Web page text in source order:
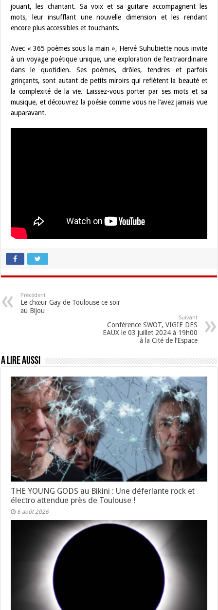
jouant, les chantant. Sa voix et sa guitare accompagnent les
mots, leur insufflant une nouvelle dimension et les rendant
encore plus accessibles et touchants.
Avec « 365 poèmes sous la main », Hervé Suhubiette nous invite
à un voyage poétique unique, une exploration de l’extraordinaire
dans le quotidien. Ses poèmes, drôles, tendres et parfois
grinçants, sont autant de petits miroirs qui reflètent la beauté et
la complexité de la vie. Laissez-vous porter par ses mots et sa
musique, et découvrez la poésie comme vous ne l’avez jamais vue
auparavant.
Précédent
Le chœur Gay de Toulouse ce soir
au Bijou
Suivant
Conférence SWOT, VIGIE DES
EAUX le 03 juillet 2024 à 19h00
à la Cité de l’Espace
A lire aussi
THE YOUNG GODS au Bikini : Une déferlante rock et
électro attendue près de Toulouse !
6 août 2026